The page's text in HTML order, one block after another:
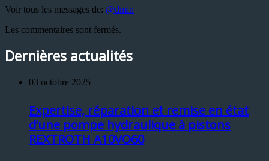
Voir tous les messages de: @dmin
Les commentaires sont fermés.
Dernières actualités
03 octobre 2025
Expertise, réparation et remise en état
d’une pompe hydraulique à pistons
REXTROTH A10VO60